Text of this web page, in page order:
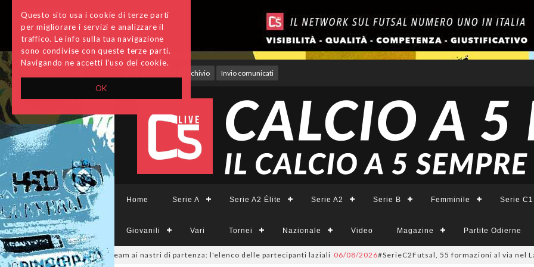
OK
Questo sito usa i cookie di terze parti
per migliorare i servizi e analizzare il
traffico. Le info sulla tua navigazione
sono condivise con queste terze parti.
Navigando ne accetti l'uso dei cookie.
Archivio Invio comunicati
Home Serie A Serie A2 Élite Serie A2 Serie B Femminile Serie C1
Giovanili Vari Tornei Nazionale Video Magazine Partite Odierne
sono 14 i team ai nastri di partenza: l'elenco delle partecipanti laziali 06/08/2026#SerieC2Futsal, 55 formazioni al via nel Lazio: